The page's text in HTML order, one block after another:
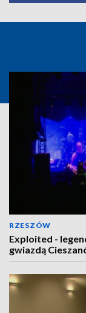
RZESZÓW
Exploited -
gwiazdą